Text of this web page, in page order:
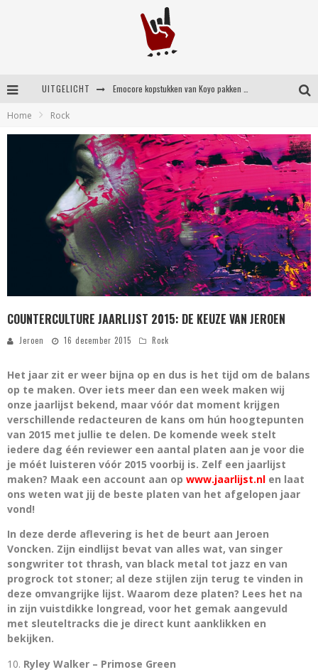
UITGELICHT
Shorts #149 met onder meer No Cure, Eva Under Fire, The Hu en Sleeping With Sirens
Shorts #148 met onder meer A Wilhelm Scream, Static Dress, Vovoid en Super Sometimes
Home Rock
COUNTERCULTURE JAARLIJST 2015: DE KEUZE VAN JEROEN
Jeroen 16 december 2015 Rock
Het jaar zit er weer bijna op en dus is het tijd om de balans
op te maken. Over iets meer dan een week maken wij
onze jaarlijst bekend, maar vóór dat moment krijgen
verschillende redacteuren de kans om hún hoogtepunten
van 2015 met jullie te delen. De komende week stelt
iedere dag één reviewer een aantal platen aan je voor die
je móét luisteren vóór 2015 voorbij is. Zelf een jaarlijst
maken? Maak een account aan op www.jaarlijst.nl en laat
ons weten wat jij de beste platen van het afgelopen jaar
vond!
In deze derde aflevering is het de beurt aan Jeroen
Voncken. Zijn eindlijst bevat van alles wat, van singer
songwriter tot thrash, van black metal tot jazz en van
progrock tot stoner; al deze stijlen zijn terug te vinden in
deze omvangrijke lijst. Waarom deze platen? Lees het na
in zijn vuistdikke longread, voor het gemak aangevuld
met sleuteltracks die je direct kunt aanklikken en
bekijken.
Ryley Walker – Primose Green